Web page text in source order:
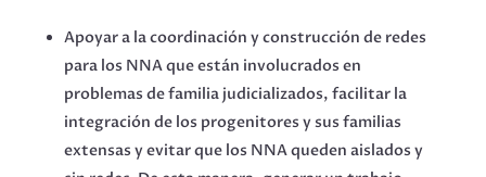
Apoyar a la coordinación y construcción de redes
para los NNA que están involucrados en
problemas de familia judicializados, facilitar la
integración de los progenitores y sus familias
extensas y evitar que los NNA queden aislados y